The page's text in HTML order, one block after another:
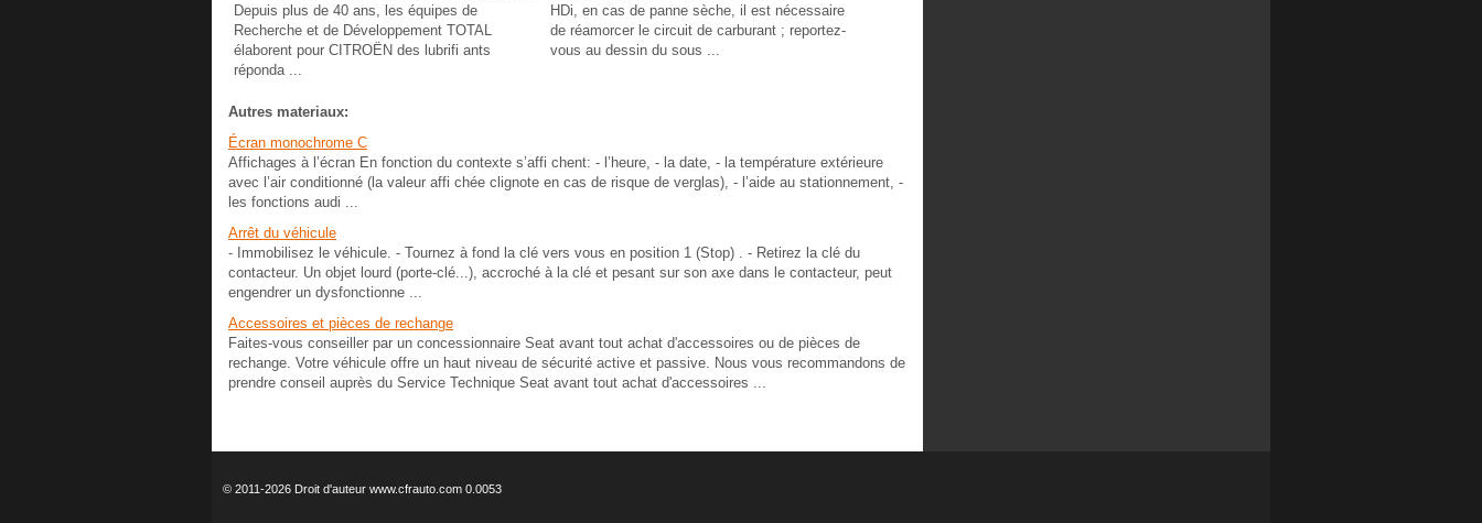
Depuis plus de 40 ans, les équipes de
Recherche et de Développement TOTAL
élaborent pour CITROËN des lubrifi ants
réponda ...
HDi, en cas de panne sèche, il est nécessaire
de réamorcer le circuit de carburant ; reportez-
vous au dessin du sous ...
Autres materiaux:
Écran monochrome C
Affichages à l’écran En fonction du contexte s’affi chent: - l’heure, - la date, - la température extérieure
avec l’air conditionné (la valeur affi chée clignote en cas de risque de verglas), - l’aide au stationnement, -
les fonctions audi ...
Arrêt du véhicule
- Immobilisez le véhicule. - Tournez à fond la clé vers vous en position 1 (Stop) . - Retirez la clé du
contacteur. Un objet lourd (porte-clé...), accroché à la clé et pesant sur son axe dans le contacteur, peut
engendrer un dysfonctionne ...
Accessoires et pièces de rechange
Faites-vous conseiller par un concessionnaire Seat avant tout achat d'accessoires ou de pièces de
rechange. Votre véhicule offre un haut niveau de sécurité active et passive. Nous vous recommandons de
prendre conseil auprès du Service Technique Seat avant tout achat d'accessoires ...
© 2011-2026 Droit d'auteur www.cfrauto.com 0.0053